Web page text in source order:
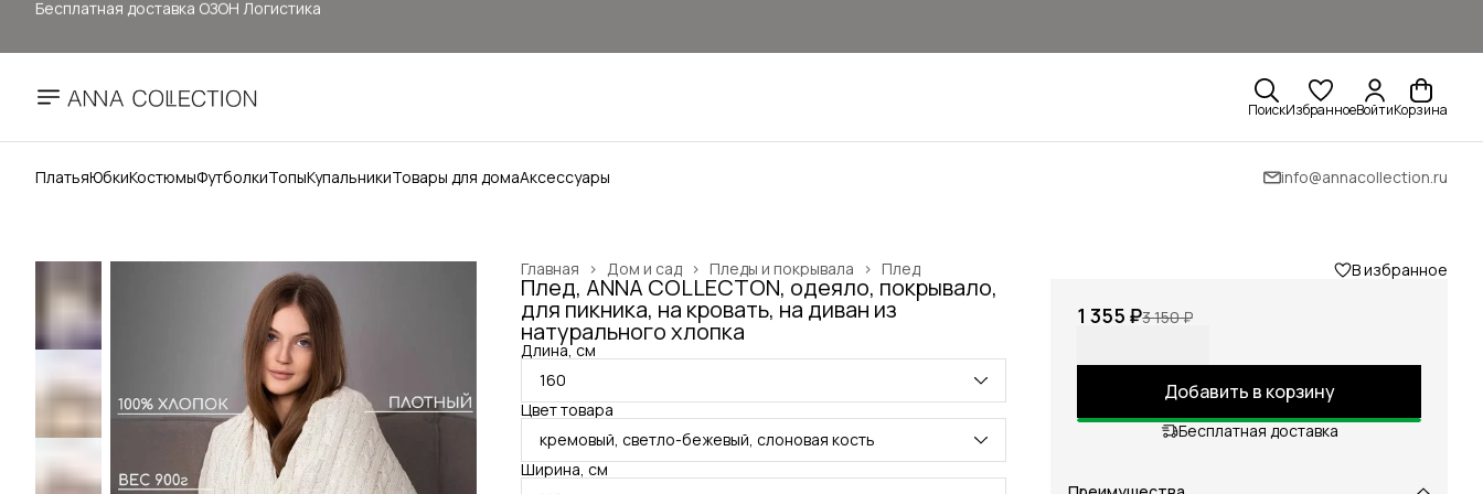
Прямые продажи от ANNA Collection
Бесплатная доставка ОЗОН Логистика
ПоискИзбранноеВойтиКорзина
ПлатьяЮбкиКостюмыФутболкиТопыКупальникиТовары для домаАксессуары info@annacollection.ru
Плед
Пледы и покрывала ›
Дом и сад ›
Главная ›
Плед, ANNA COLLECTON, одеяло, покрывало,
для пикника, на кровать, на диван из
натурального хлопка
Длина, см
160
Цвет товара
кремовый, светло-бежевый, слоновая кость
Ширина, см
В избранное
1 355 ₽3 150 ₽
Добавить в корзину
Бесплатная доставка